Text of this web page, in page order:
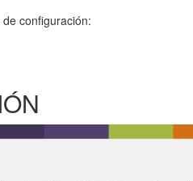
configuración: